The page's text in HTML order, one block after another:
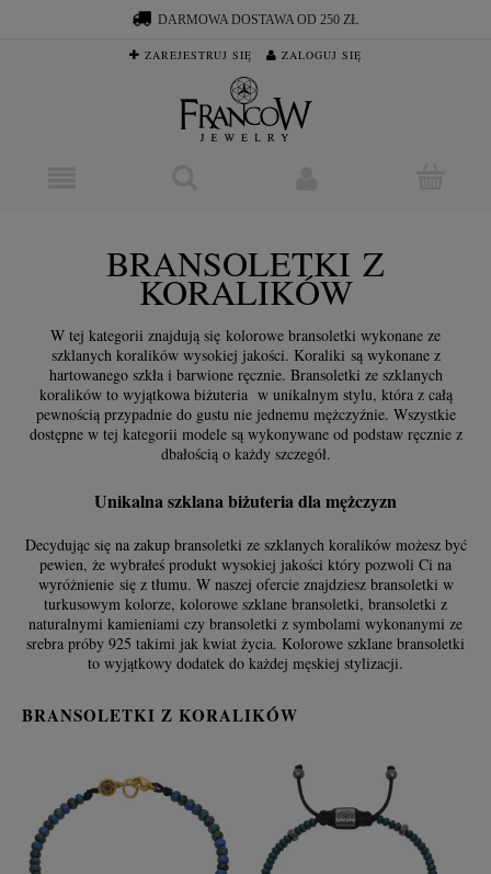
DARMOWA DOSTAWA OD 250 ZŁ
ZAREJESTRUJ SIĘ ZALOGUJ SIĘ
BRANSOLETKI Z
KORALIKÓW
W tej kategorii znajdują się kolorowe bransoletki wykonane ze
szklanych koralików wysokiej jakości. Koraliki są wykonane z
hartowanego szkła i barwione ręcznie. Bransoletki ze szklanych
koralików to wyjątkowa biżuteria w unikalnym stylu, która z całą
pewnością przypadnie do gustu nie jednemu mężczyźnie. Wszystkie
dostępne w tej kategorii modele są wykonywane od podstaw ręcznie z
dbałością o każdy szczegół.
Unikalna szklana biżuteria dla mężczyzn
Decydując się na zakup bransoletki ze szklanych koralików możesz być
pewien, że wybrałeś produkt wysokiej jakości który pozwoli Ci na
wyróżnienie się z tłumu. W naszej ofercie znajdziesz bransoletki w
turkusowym kolorze, kolorowe szklane bransoletki, bransoletki z
naturalnymi kamieniami czy bransoletki z symbolami wykonanymi ze
srebra próby 925 takimi jak kwiat życia. Kolorowe szklane bransoletki
to wyjątkowy dodatek do każdej męskiej stylizacji.
BRANSOLETKI Z KORALIKÓW